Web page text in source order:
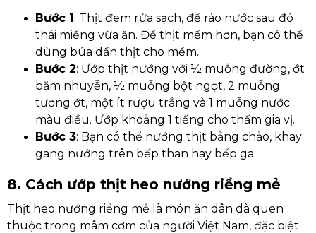
Bước 1: Thịt đem rửa sạch, để ráo nước sau đó
thái miếng vừa ăn. Để thịt mềm hơn, bạn có thể
dùng búa dần thịt cho mềm.
Bước 2: Ướp thịt nướng với ½ muỗng đường, ớt
băm nhuyễn, ½ muỗng bột ngọt, 2 muỗng
tương ớt, một ít rượu trắng và 1 muỗng nước
màu điều. Ướp khoảng 1 tiếng cho thấm gia vị.
Bước 3: Bạn có thể nướng thịt bằng chảo, khay
gang nướng trên bếp than hay bếp ga.
8. Cách ướp thịt heo nướng riềng mẻ
Thịt heo nướng riềng mẻ là món ăn dân dã quen
thuộc trong mâm cơm của người Việt Nam, đặc biệt